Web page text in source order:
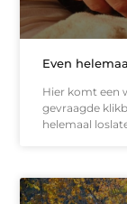
Even
Hier komt een
gevraagde
helemaal